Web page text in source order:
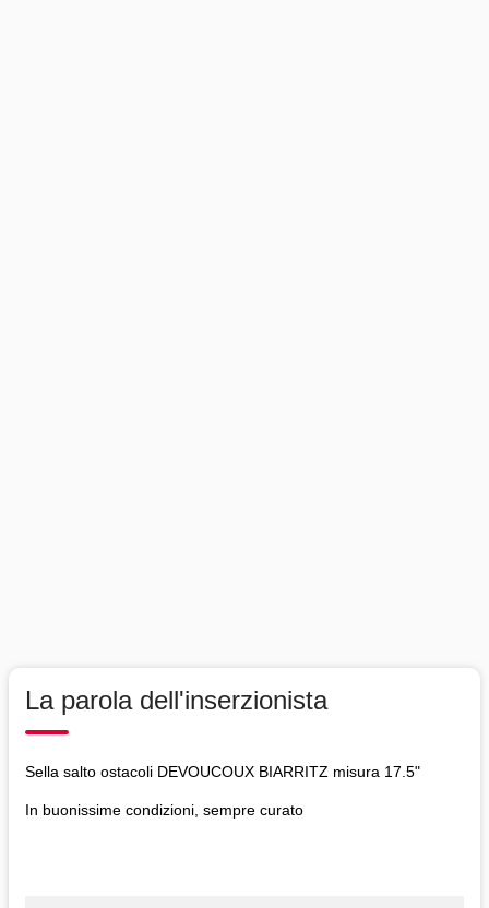
La parola dell'inserzionista
Sella salto ostacoli DEVOUCOUX BIARRITZ misura 17.5"
In buonissime condizioni, sempre curato